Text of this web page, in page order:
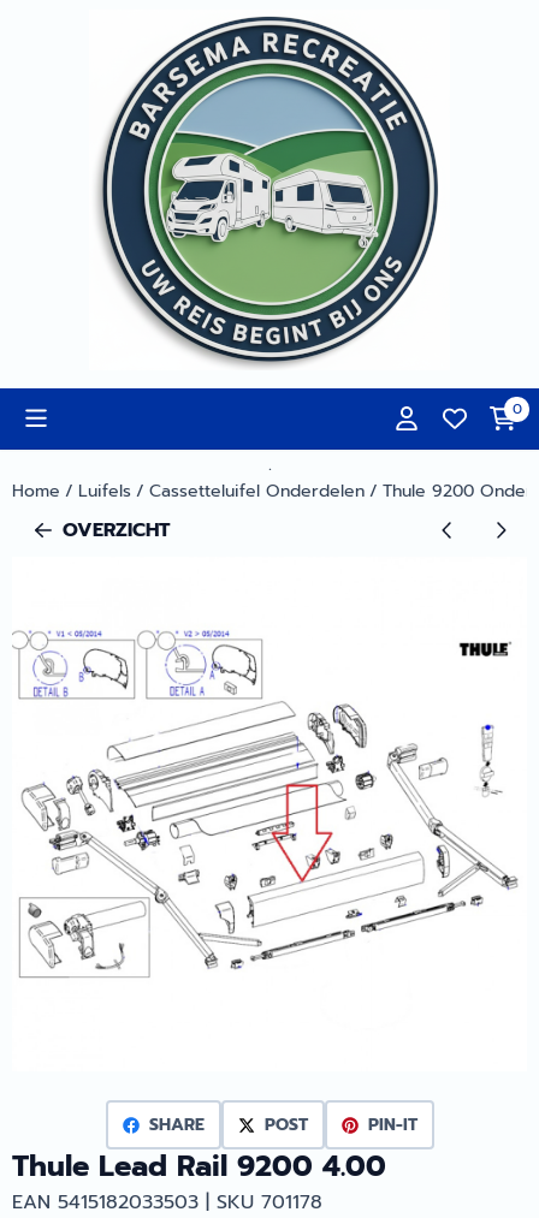
Cookievoorkeuren zijn momenteel gesloten.
0
.
Home / Luifels/ Cassetteluifel Onderdelen/ Thule 9200
OVERZICHT
SHARE POST PIN-IT
Thule Lead Rail 9200 4.00
EAN 5415182033503 | SKU 701178